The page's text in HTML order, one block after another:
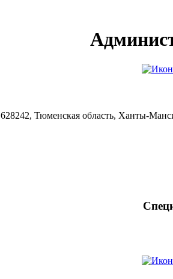
628242, Тюменская область, Ханты-